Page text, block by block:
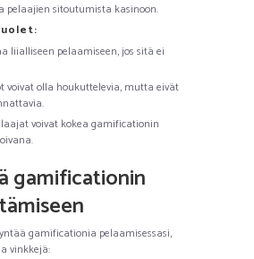
pelaajien sitoutumista kasinoon.
liialliseen pelaamiseen, jos sitä ei
voivat olla houkuttelevia, mutta eivät
voivat kokea gamificationin
gamificationin
gamificationia pelaamisessasi,
vinkkejä: